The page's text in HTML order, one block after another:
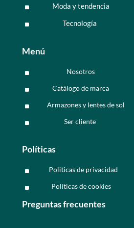
^ Moda y tendencia
^ Tecnología
Menú
^ Nosotros
^ Catálogo de marca
^ Armazones y lentes de sol
^ Ser cliente
Políticas
^ Politicas de privacidad
^ Políticas de cookies
Preguntas frecuentes